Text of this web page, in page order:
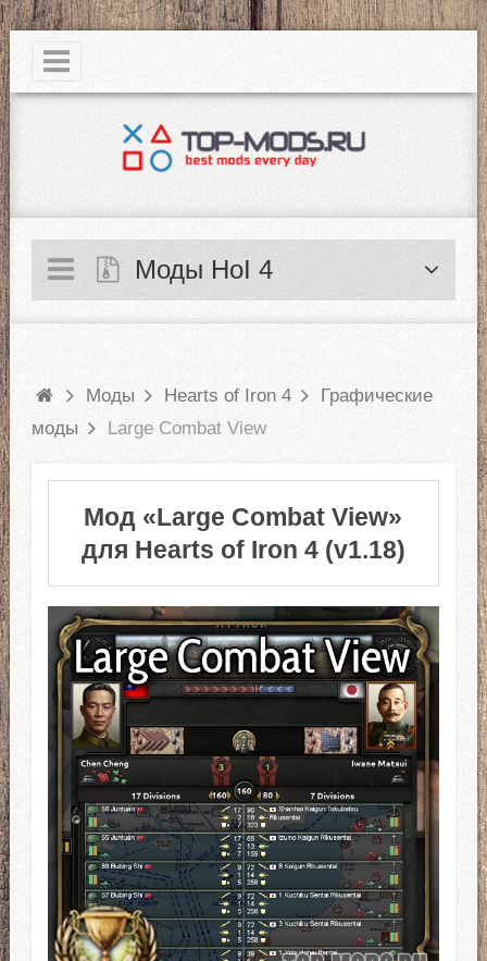
|
Моды HoI 4
Моды Hearts of Iron 4
Графические
моды
Large Combat View
Мод «Large Combat View»
для Hearts of Iron 4 (v1.18)